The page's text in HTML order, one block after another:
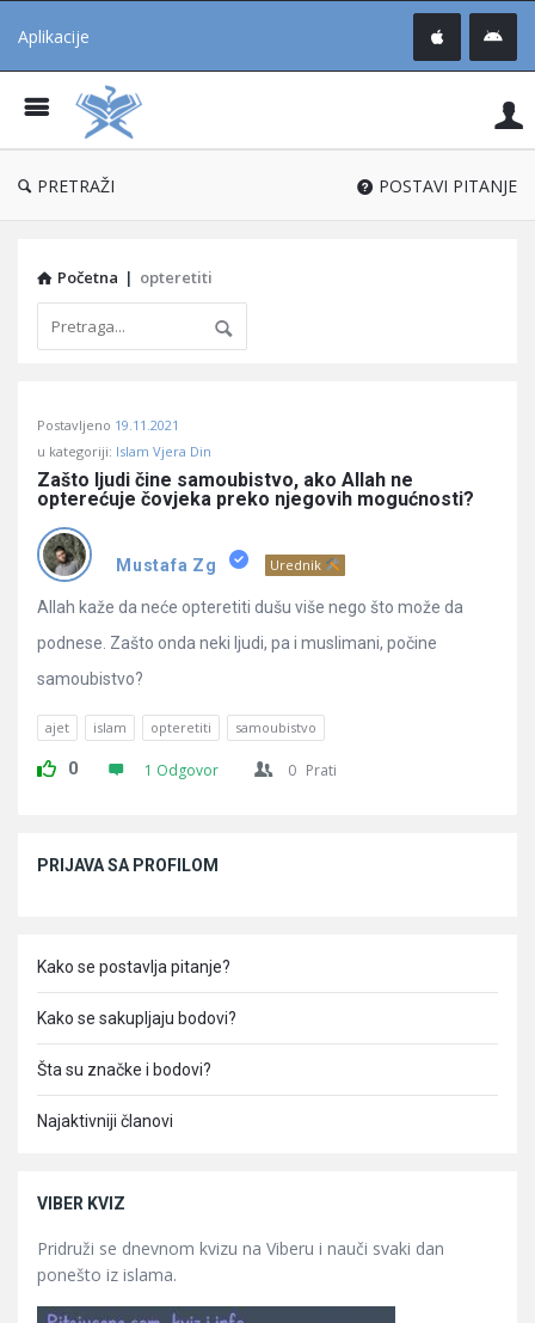
Aplikacije
®
PRETRAŽI POSTAVI PITANJE
Početna | opteretiti
Učene
Latest
Pitanja
Postavljeno 19.11.2021
u kategoriji: Islam Vjera Din
Zašto ljudi čine samoubistvo, ako Allah ne
opterećuje čovjeka preko njegovih mogućnosti?
Mustafa Zg Urednik
Allah kaže da neće opteretiti dušu više nego što može da
podnese. Zašto onda neki ljudi, pa i muslimani, počine
samoubistvo?
ajet islam opteretiti samoubistvo
0 1 Odgovor 0 Prati
PRIJAVA SA PROFILOM
Kako se postavlja pitanje?
Kako se sakupljaju bodovi?
Šta su značke i bodovi?
Najaktivniji članovi
VIBER KVIZ
Pridruži se dnevnom kvizu na Viberu i nauči svaki dan
ponešto iz islama.